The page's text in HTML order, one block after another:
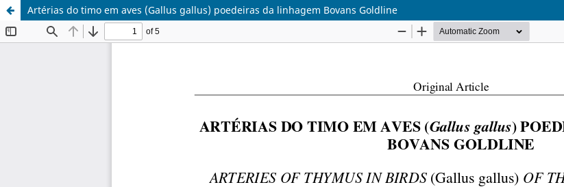
Artérias do timo em aves (Gallus gallus) poedeiras da linhagem Bovans Goldline